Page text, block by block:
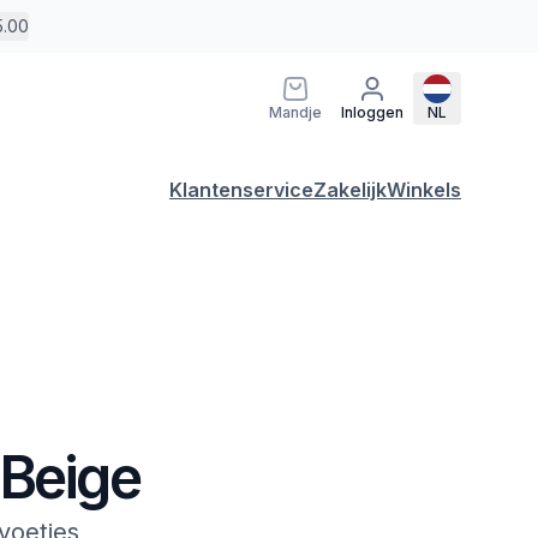
Mandje Inloggen NL
KlantenserviceZakelijkWinkels